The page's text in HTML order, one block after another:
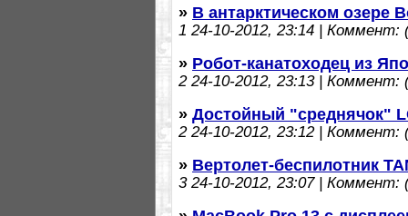
» В антарктическом озере
1 24-10-2012, 23:14 | Коммент:
» Робот-канатоходец из
224-10-2012, 23:13 | Коммент:
» Достойный "среднячок"
224-10-2012, 23:12 | Коммент:
» Вертолет-беспилотник
324-10-2012, 23:07 | Коммент: